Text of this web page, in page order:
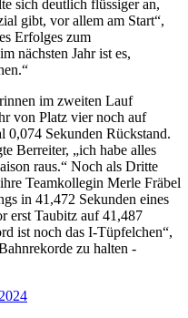
sich deutlich flüssiger an,
gibt, vor allem am Start“,
Erfolges zum
nächsten Jahr ist es,
im zweiten Lauf
von Platz vier noch auf
0,074 Sekunden Rückstand.
Berreiter, „ich habe alles
raus.“ Noch als Dritte
Teamkollegin Merle Fräbel
in 41,472 Sekunden eines
erst Taubitz auf 41,487
ist noch das I-Tüpfelchen“,
zu halten -